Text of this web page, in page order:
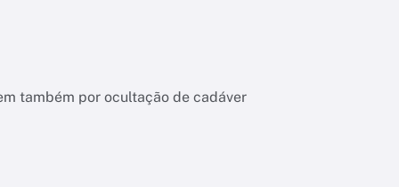
também por ocultação de cadáver